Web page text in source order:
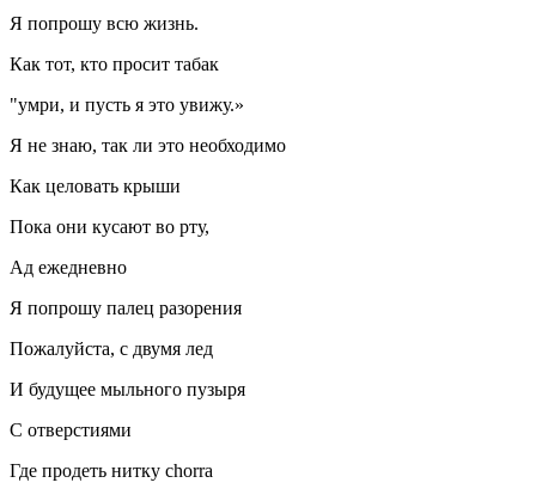
Я попрошу всю жизнь.
Как тот, кто просит табак
"умри, и пусть я это увижу.»
Я не знаю, так ли это необходимо
Как целовать крыши
Пока они кусают во рту,
Ад ежедневно
Я попрошу палец разорения
Пожалуйста, с двумя лед
И будущее мыльного пузыря
С отверстиями
Где продеть нитку chorra